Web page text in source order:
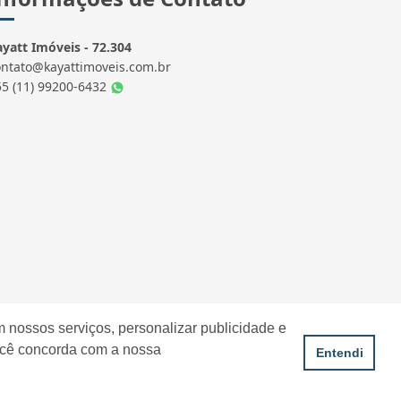
nossos serviços, personalizar publicidade e
concorda com a nossa
Entendi
Imóveis - 72.304
(11) 99200-6432